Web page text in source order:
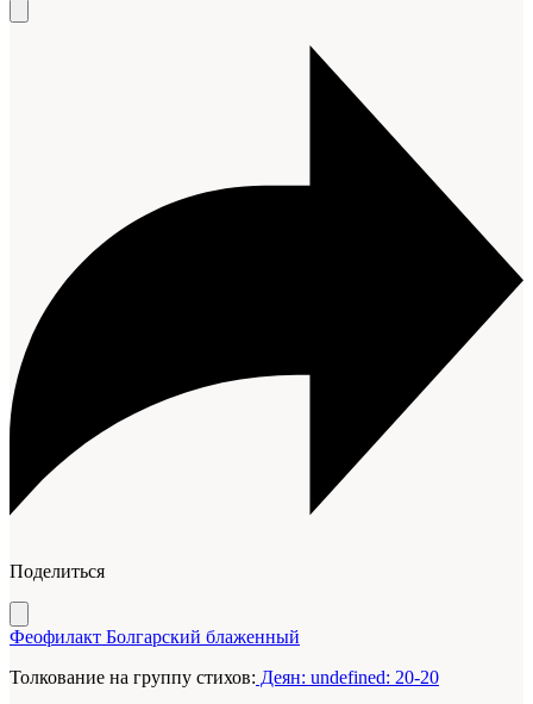
Поделиться
Феофилакт Болгарский блаженный
Толкование на группу стихов: Деян: undefined: 20-20